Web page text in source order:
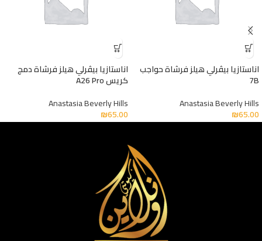
اناستازيا بيڤرلي هيلز فرشاة حواجب
7B
Anastasia Beverly Hills
₪65.00
اناستازيا بيڤرلي هيلز فرشاة دمج
كريس A26 Pro
Anastasia Beverly Hills
₪65.00